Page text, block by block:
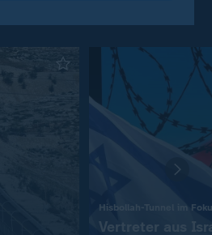
Hisbollah-Tunnel im
Vertreter aus